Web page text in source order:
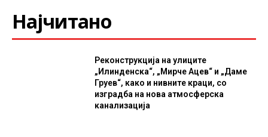
Најчитано
Реконструкција на улиците
„Илинденска“, „Мирче Ацев“ и „Даме
Груев“, како и нивните краци, со
изградба на нова атмосферска
канализација